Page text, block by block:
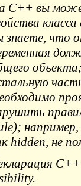
C++ вы
знаете, что
hidden, не